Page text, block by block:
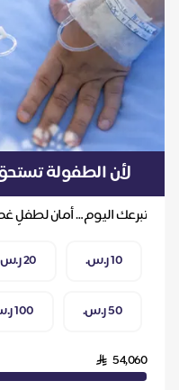
لأن الطفولة
تبرعك اليوم… أمان لطفلٍ
10 ر.س.
20 ر.س.
50 ر.س. 100 ر.س.
54,060